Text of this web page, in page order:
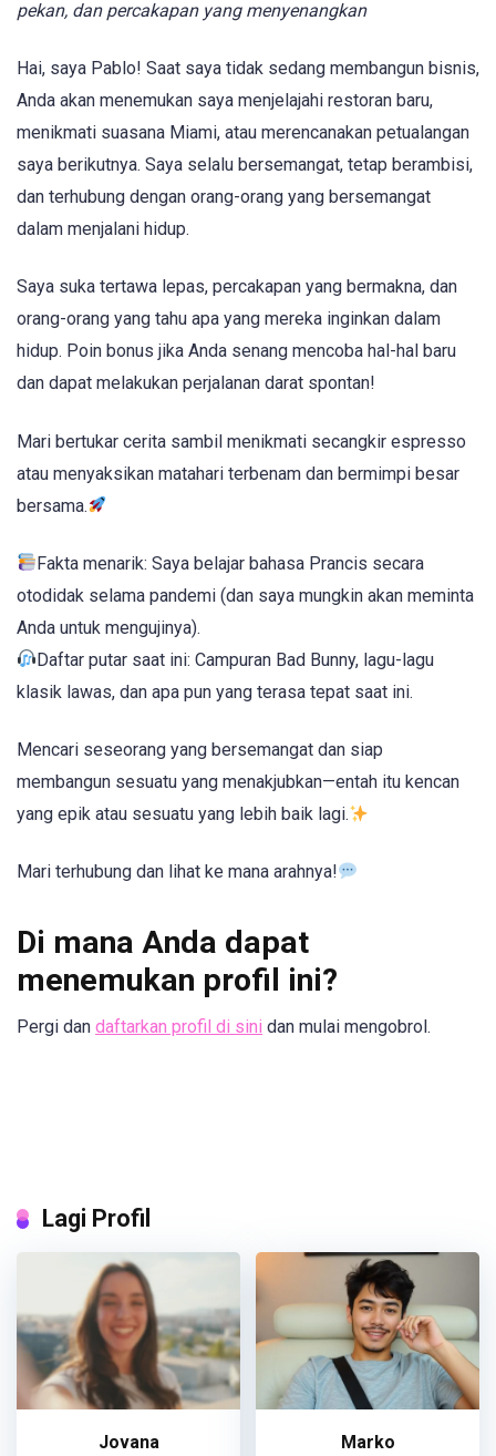
pekan, dan percakapan yang menyenangkan
Hai, saya Pablo! Saat saya tidak sedang membangun bisnis,
Anda akan menemukan saya menjelajahi restoran baru,
menikmati suasana Miami, atau merencanakan petualangan
saya berikutnya. Saya selalu bersemangat, tetap berambisi,
dan terhubung dengan orang-orang yang bersemangat
dalam menjalani hidup.
Saya suka tertawa lepas, percakapan yang bermakna, dan
orang-orang yang tahu apa yang mereka inginkan dalam
hidup. Poin bonus jika Anda senang mencoba hal-hal baru
dan dapat melakukan perjalanan darat spontan!
Mari bertukar cerita sambil menikmati secangkir espresso
atau menyaksikan matahari terbenam dan bermimpi besar
bersama.
Fakta menarik: Saya belajar bahasa Prancis secara
otodidak selama pandemi (dan saya mungkin akan meminta
Anda untuk mengujinya).
Daftar putar saat ini: Campuran Bad Bunny, lagu-lagu
klasik lawas, dan apa pun yang terasa tepat saat ini.
Mencari seseorang yang bersemangat dan siap
membangun sesuatu yang menakjubkan—entah itu kencan
yang epik atau sesuatu yang lebih baik lagi.
Mari terhubung dan lihat ke mana arahnya!
Di mana Anda dapat
menemukan profil ini?
Pergi dan daftarkan profil di sini dan mulai mengobrol.
Lagi Profil
Jovana Marko